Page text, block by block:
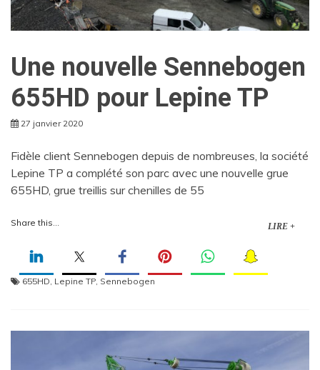
Une nouvelle Sennebogen
655HD pour Lepine TP
27 janvier 2020
Fidèle client Sennebogen depuis de nombreuses, la société
Lepine TP a complété son parc avec une nouvelle grue
655HD, grue treillis sur chenilles de 55
Share this... LIRE +
655HD Lepine TP Sennebogen